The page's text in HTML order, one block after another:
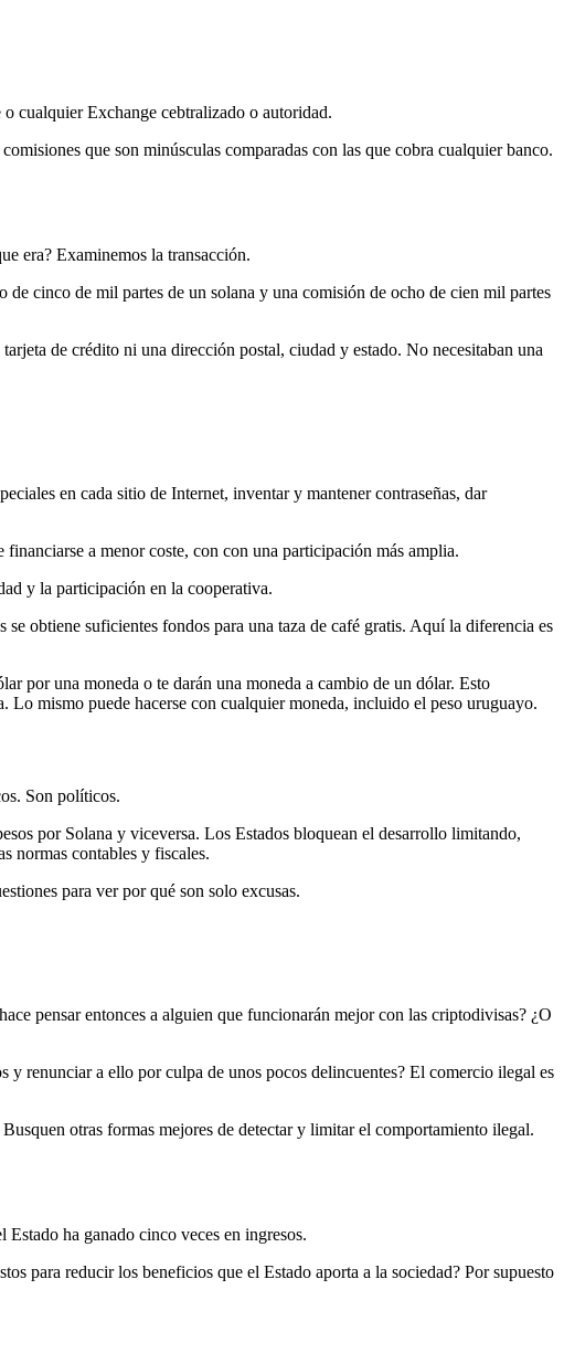
cualquier Exchange cebtralizado o autoridad.
que son minúsculas comparadas con las que cobra cualquier banco.
era? Examinemos la transacción.
cinco de mil partes de un solana y una comisión de ocho de cien mil partes
de crédito ni una dirección postal, ciudad y estado. No necesitaban una
en cada sitio de Internet, inventar y mantener contraseñas, dar
a menor coste, con con una participación más amplia.
y la participación en la cooperativa.
obtiene suficientes fondos para una taza de café gratis. Aquí la diferencia es
por una moneda o te darán una moneda a cambio de un dólar. Esto
Lo mismo puede hacerse con cualquier moneda, incluido el peso uruguayo.
Son políticos.
por Solana y viceversa. Los Estados bloquean el desarrollo limitando,
normas contables y fiscales.
para ver por qué son solo excusas.
pensar entonces a alguien que funcionarán mejor con las criptodivisas? ¿O
y renunciar a ello por culpa de unos pocos delincuentes? El comercio ilegal es
otras formas mejores de detectar y limitar el comportamiento ilegal.
ha ganado cinco veces en ingresos.
para reducir los beneficios que el Estado aporta a la sociedad? Por supuesto